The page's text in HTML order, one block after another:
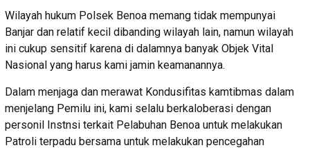
Wilayah hukum Polsek Benoa memang tidak mempunyai
Banjar dan relatif kecil dibanding wilayah lain, namun wilayah
ini cukup sensitif karena di dalamnya banyak Objek Vital
Nasional yang harus kami jamin keamanannya.
Dalam menjaga dan merawat Kondusifitas kamtibmas dalam
menjelang Pemilu ini, kami selalu berkaloberasi dengan
personil Instnsi terkait Pelabuhan Benoa untuk melakukan
Patroli terpadu bersama untuk melakukan pencegahan